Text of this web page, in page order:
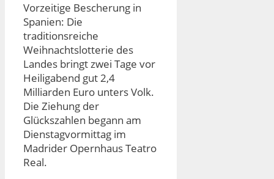
Vorzeitige Bescherung in
Spanien: Die
traditionsreiche
Weihnachtslotterie des
Landes bringt zwei Tage vor
Heiligabend gut 2,4
Milliarden Euro unters Volk.
Die Ziehung der
Glückszahlen begann am
Dienstagvormittag im
Madrider Opernhaus Teatro
Real.